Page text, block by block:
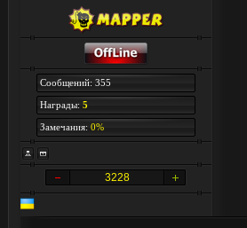
Сообщений: 355
Награды: 5
Замечания: 0%
3228